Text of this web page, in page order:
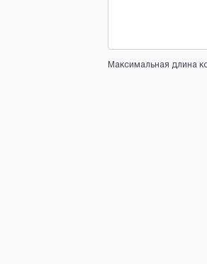
Максимальная длина